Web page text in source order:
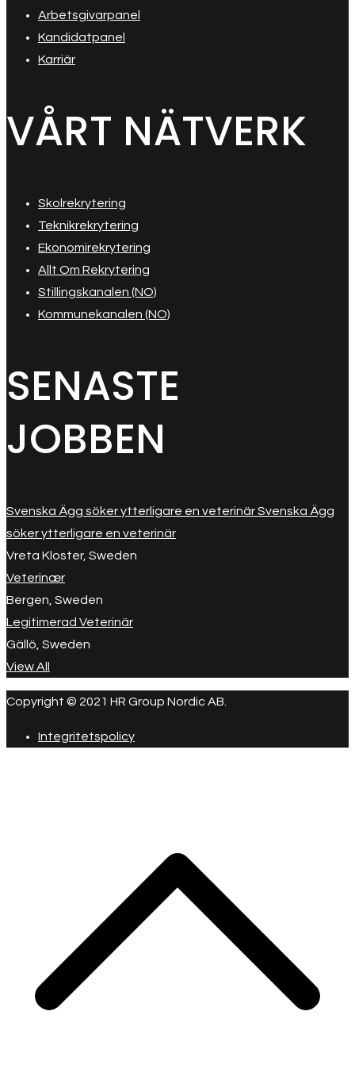
Arbetsgivarpanel
Kandidatpanel
Karriär
VÅRT NÄTVERK
Skolrekrytering
Teknikrekrytering
Ekonomirekrytering
Allt Om Rekrytering
Stillingskanalen (NO)
Kommunekanalen (NO)
SENASTE
JOBBEN
Svenska Ägg söker ytterligare en veterinär Svenska Ägg
söker ytterligare en veterinär
Vreta Kloster, Sweden
Veterinær
Bergen, Sweden
Legitimerad Veterinär
Gällö, Sweden
View All
Copyright © 2021 HR Group Nordic AB.
Integritetspolicy